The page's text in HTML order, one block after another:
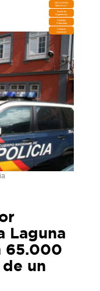
DESCARGA
MIRAPLAY
Buzón de
Sugerencias
Contratar
Publicidad
Contacto
Comercial
Laguna
65.000
un